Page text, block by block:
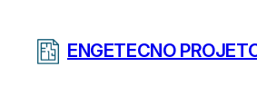
ENGETECNO